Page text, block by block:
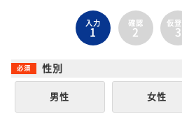
入力
1
確認
2
仮
3
性別
男性 女性